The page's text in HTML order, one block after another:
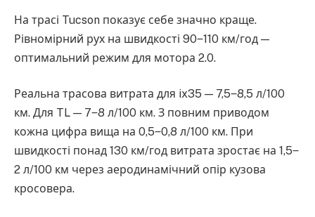
На трасі Tucson показує себе значно краще.
Рівномірний рух на швидкості 90‒110 км/год —
оптимальний режим для мотора 2.0.
Реальна трасова витрата для ix35 — 7,5‒8,5 л/100
км. Для TL — 7‒8 л/100 км. З повним приводом
кожна цифра вища на 0,5‒0,8 л/100 км. При
швидкості понад 130 км/год витрата зростає на 1,5‒
2 л/100 км через аеродинамічний опір кузова
кросовера.